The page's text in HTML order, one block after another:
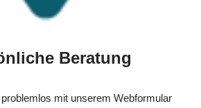
Beratung
mit unserem Webformular